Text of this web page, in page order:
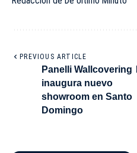
PREVIOUS ARTICLE
Panelli Wallcovering
inaugura nuevo
showroom en Santo
Domingo